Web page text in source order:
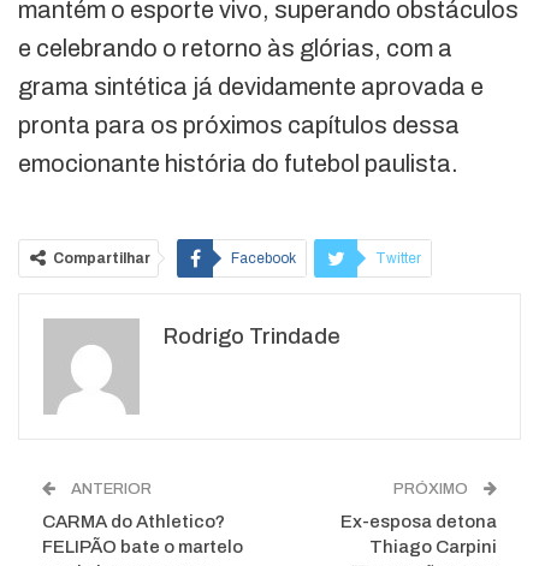
mantém o esporte vivo, superando obstáculos
e celebrando o retorno às glórias, com a
grama sintética já devidamente aprovada e
pronta para os próximos capítulos dessa
emocionante história do futebol paulista.
Compartilhar Facebook Twitter
WhatsApp
Rodrigo Trindade
ANTERIOR
CARMA do Athletico?
FELIPÃO bate o martelo
PRÓXIMO
Ex-esposa detona
Thiago Carpini